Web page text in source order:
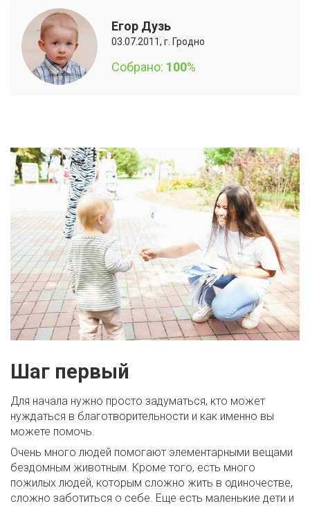
Егор Дузь
03.07.2011, г. Гродно
Собрано: 100%
Шаг первый
Для начала нужно просто задуматься, кто может
нуждаться в благотворительности и как именно вы
можете помочь.
Очень много людей помогают элементарными вещами
бездомным животным. Кроме того, есть много
пожилых людей, которым сложно жить в одиночестве,
сложно заботиться о себе. Еще есть маленькие дети и